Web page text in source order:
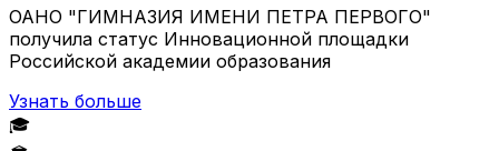
ОАНО "ГИМНАЗИЯ ИМЕНИ ПЕТРА ПЕРВОГО"
получила статус Инновационной площадки
Российской академии образования
Узнать больше
🎓